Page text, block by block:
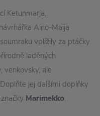
Ketunmarja,
Aino-Maija
vplížily za ptáčky
laděných
venkovsky, ale
jej dalšími doplňky
Marimekko.